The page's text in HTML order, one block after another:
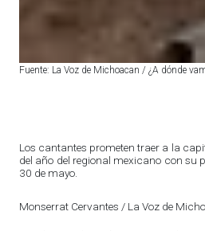
Fuente: La Voz de Michoacan / ¿A dónde
Los cantantes prometen traer a la
del año del regional mexicano con su
30 de mayo.
Monserrat Cervantes / La Voz de